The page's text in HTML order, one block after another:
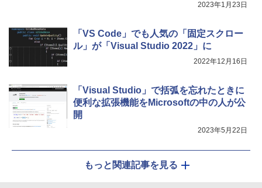
2023年1月23日
「VS Code」でも人気の「固定スクロー
ル」が「Visual Studio 2022」に
2022年12月16日
「Visual Studio」で括弧を忘れたときに
便利な拡張機能をMicrosoftの中の人が公
開
2023年5月22日
もっと関連記事を見る